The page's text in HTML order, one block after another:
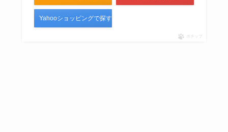
Yahooショッピングで探す
ポチップ